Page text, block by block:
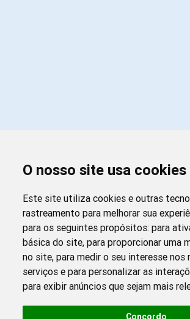
O nosso site usa cookies
Este site utiliza cookies e outras
rastreamento para melhorar sua
para os seguintes propósitos: para
básica do site, para proporcionar uma
no site, para medir o seu interesse
serviços e para personalizar as
para exibir anúncios que sejam mais
Concordo